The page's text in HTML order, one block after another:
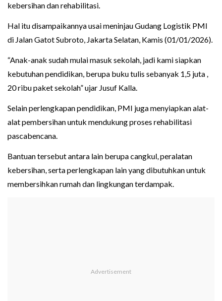
kebersihan dan rehabilitasi.
Hal itu disampaikannya usai meninjau Gudang Logistik PMI
di Jalan Gatot Subroto, Jakarta Selatan, Kamis (01/01/2026).
“Anak-anak sudah mulai masuk sekolah, jadi kami siapkan
kebutuhan pendidikan, berupa buku tulis sebanyak 1,5 juta ,
20 ribu paket sekolah” ujar Jusuf Kalla.
Selain perlengkapan pendidikan, PMI juga menyiapkan alat-
alat pembersihan untuk mendukung proses rehabilitasi
pascabencana.
Bantuan tersebut antara lain berupa cangkul, peralatan
kebersihan, serta perlengkapan lain yang dibutuhkan untuk
membersihkan rumah dan lingkungan terdampak.